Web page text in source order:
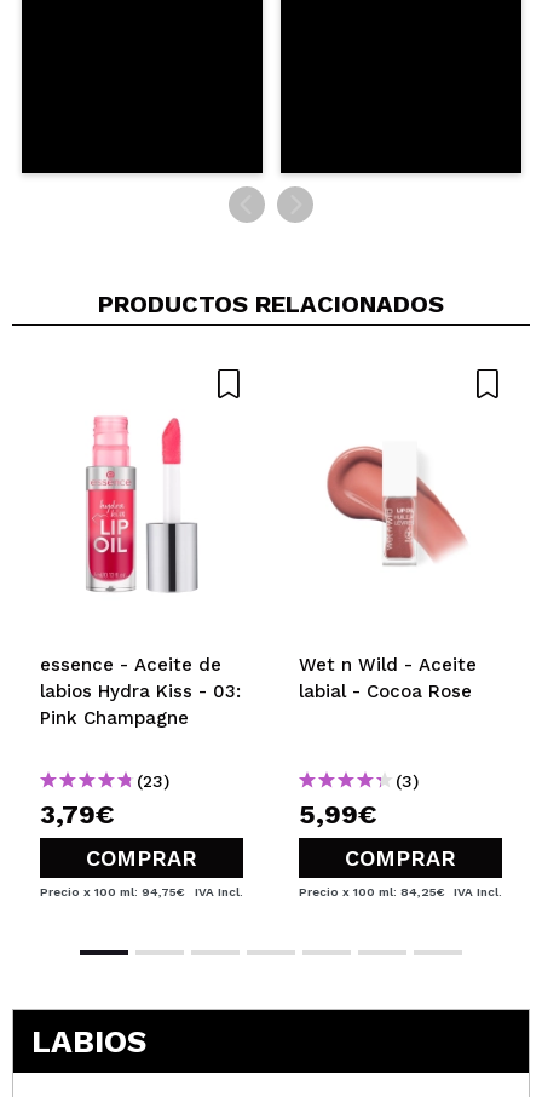
PRODUCTOS RELACIONADOS
essence - Aceite de
labios Hydra Kiss - 03:
Pink Champagne
(23)
3,79€
COMPRAR
Precio x 100 ml: 94,75€ IVA Incl.
Wet n Wild - Aceite
labial - Cocoa Rose
(3)
5,99€
COMPRAR
Precio x 100 ml: 84,25€ IVA Incl.
LABIOS